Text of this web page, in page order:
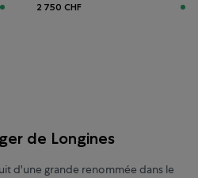
2 750 CHF
de Longines
d'une grande renommée dans le